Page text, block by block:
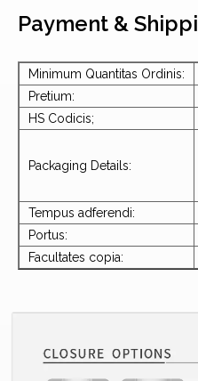
Payment &
Minimum Quantitas Ordinis:
Pretium:
HS Codicis;
Packaging Details:
Tempus adferendi:
Portus:
Facultates copia: